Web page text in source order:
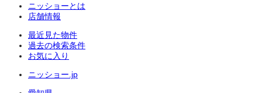
ニッショーとは
店舗情報
最近見た物件
過去の検索条件
お気に入り
ニッショー.jp